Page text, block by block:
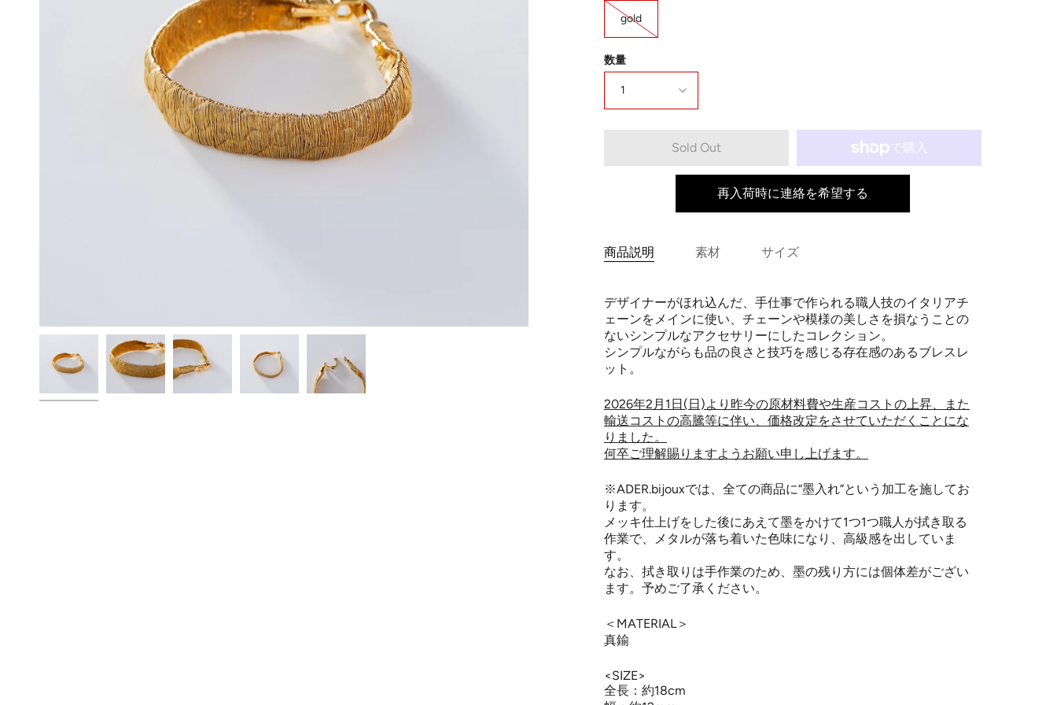
gold
数量
1
Sold Out
再入荷時に連絡を希望する
商品説明 素材 サイズ
デザイナーがほれ込んだ、手仕事で作られる職人技のイタリアチ
ェーンをメインに使い、チェーンや模様の美しさを損なうことの
ないシンプルなアクセサリーにしたコレクション。
シンプルながらも品の良さと技巧を感じる存在感のあるブレスレ
ット。
2026年2月1日(日)より昨今の原材料費や生産コストの上昇、また
輸送コストの高騰等に伴い、価格改定をさせていただくことにな
りました。
何卒ご理解賜りますようお願い申し上げます。
※ADER.bijouxでは、全ての商品に“墨入れ”という加工を施してお
ります。
メッキ仕上げをした後にあえて墨をかけて1つ1つ職人が拭き取る
作業で、メタルが落ち着いた色味になり、高級感を出していま
す。
なお、拭き取りは手作業のため、墨の残り方には個体差がござい
ます。予めご了承ください。
＜MATERIAL＞
真鍮
<SIZE>
全長：約18cm